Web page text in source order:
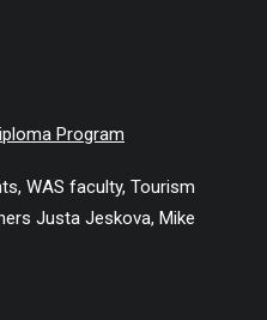
Program
WAS faculty, Tourism
Justa Jeskova, Mike